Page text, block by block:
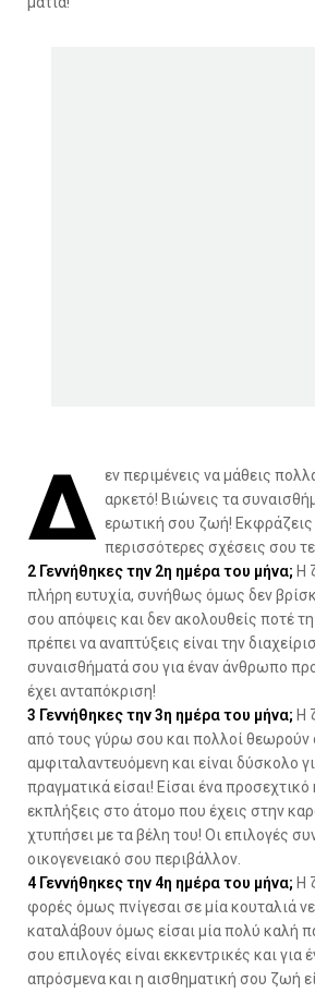
Δ εν περιμένεις να μάθεις
αρκετό! Βιώνεις τα
ερωτική σου ζωή! Εκφράζεις
περισσότερες σχέσεις σου
2 Γεννήθηκες την 2η ημέρα του μήνα; Η
πλήρη ευτυχία, συνήθως όμως δεν
σου απόψεις και δεν ακολουθείς ποτέ
πρέπει να αναπτύξεις είναι την
συναισθήματά σου για έναν άνθρωπο
έχει ανταπόκριση!
3 Γεννήθηκες την 3η ημέρα του μήνα; Η
από τους γύρω σου και πολλοί θεωρούν
αμφιταλαντευόμενη και είναι δύσκολο
πραγματικά είσαι! Είσαι ένα
εκπλήξεις στο άτομο που έχεις στην
χτυπήσει με τα βέλη του! Οι επιλογές
οικογενειακό σου περιβάλλον.
4 Γεννήθηκες την 4η ημέρα του μήνα; Η
φορές όμως πνίγεσαι σε μία κουταλιά
καταλάβουν όμως είσαι μία πολύ καλή
σου επιλογές είναι εκκεντρικές και
απρόσμενα και η αισθηματική σου ζωή